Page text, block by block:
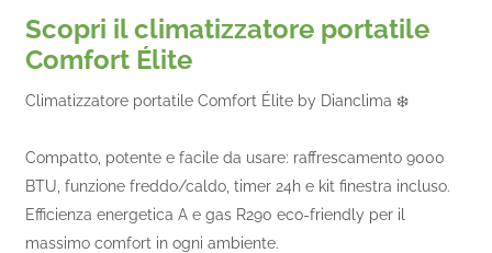
Scopri il climatizzatore portatile
Comfort Élite
Climatizzatore portatile Comfort Élite by Dianclima ❄️
Compatto, potente e facile da usare: raffrescamento 9000
BTU, funzione freddo/caldo, timer 24h e kit finestra incluso.
Efficienza energetica A e gas R290 eco-friendly per il
massimo comfort in ogni ambiente.